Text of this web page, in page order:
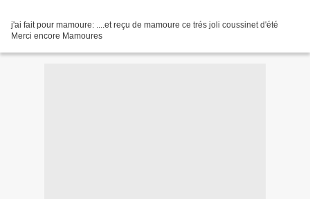
j'ai fait pour mamoure: ....et reçu de mamoure ce trés joli coussinet d'été
Merci encore Mamoures